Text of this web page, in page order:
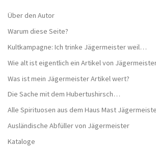
Über den Autor
Warum diese Seite?
Kultkampagne: Ich trinke Jägermeister weil…
Wie alt ist eigentlich ein Artikel von
Was ist mein Jägermeister Artikel wert?
Die Sache mit dem Hubertushirsch…
Alle Spirituosen aus dem Haus Mast
Ausländische Abfüller von Jägermeister
Kataloge